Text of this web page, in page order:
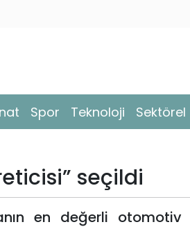
Spor Teknoloji Sektörel
seçildi
en değerli